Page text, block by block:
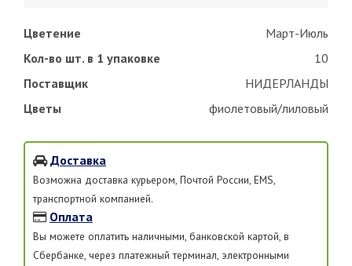
Цветение
Март-Июль
Кол-во шт. в 1 упаковке
10
Поставщик
НИДЕРЛАНДЫ
Цветы
фиолетовый/лиловый
Доставка
Возможна доставка курьером, Почтой России, EMS,
транспортной компанией.
Оплата
Вы можете оплатить наличными, банковской картой, в
Сбербанке, через платежный терминал, электронными